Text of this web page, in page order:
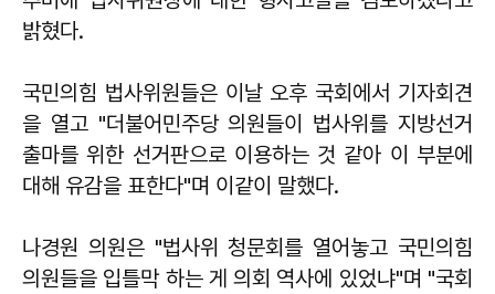
밝혔다.
국민의힘 법사위원들은 이날 오후 국회에서 기자회견
을 열고 "더불어민주당 의원들이 법사위를 지방선거
출마를 위한 선거판으로 이용하는 것 같아 이 부분에
대해 유감을 표한다"며 이같이 말했다.
나경원 의원은 "법사위 청문회를 열어놓고 국민의힘
의원들을 입틀막 하는 게 의회 역사에 있었냐"며 "국회